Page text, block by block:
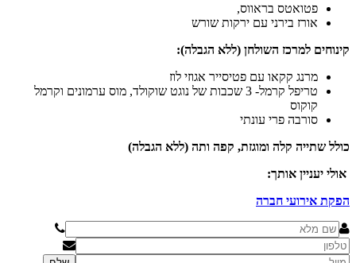
פטואטס בראווס,
אורז בירני עם ירקות שורש
קינוחים למרכז השולחן (ללא הגבלה):
מרנג קקאו עם פטיסייר אגוזי לוז
טריפל קרמל- 3 שכבות של נוגט שוקולד, מוס ערמונים וקרמל
קוקוס
סורבה פרי עונתי
כולל שתייה קלה ומוגזת, קפה ותה (ללא הגבלה)
אולי יעניין אותך:
הפקת אירועי חברה